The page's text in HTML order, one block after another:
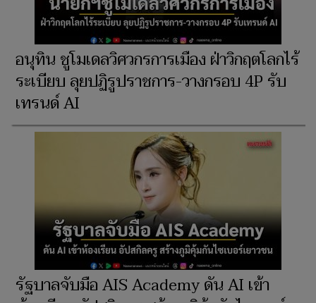
อนุทิน ชูโมเดลวิศวกรการเมือง ฝ่าวิกฤตโลกไร้
ระเบียบ ลุยปฏิรูปราชการ-วางกรอบ 4P รับ
เทรนด์ AI
รัฐบาลจับมือ AIS Academy ดัน AI เข้า